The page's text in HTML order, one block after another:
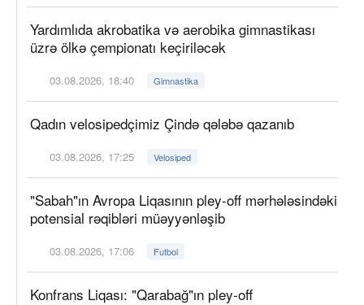
Yardımlıda akrobatika və aerobika gimnastikası
üzrə ölkə çempionatı keçiriləcək
03.08.2026, 18:40 Gimnastika
Qadın velosipedçimiz Çində qələbə qazanıb
03.08.2026, 17:25 Velosiped
"Sabah"ın Avropa Liqasının pley-off mərhələsindəki
potensial rəqibləri müəyyənləşib
03.08.2026, 17:06 Futbol
Konfrans Liqası: "Qarabağ"ın pley-off